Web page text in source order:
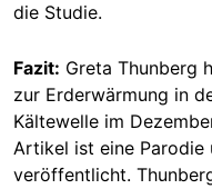
die Studie.
Fazit: Greta Thunberg
zur Erderwärmung in
Kältewelle im
Artikel ist eine Parodie
veröffentlicht.